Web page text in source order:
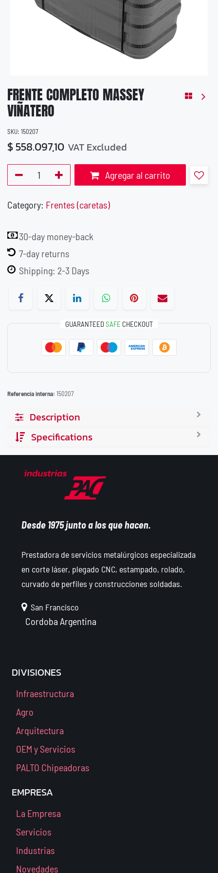
FRENTE COMPLETO MASSEY
VIÑATERO
SKU: 150207
$558.097,10 VAT Excluded
Agregar al carrito
Category: Frentes (caretas)
30-day money-back
7-day returns
Shipping: 2-3 Days
GUARANTEEDSAFE CHECKOUT
Referencia interna: 150207
Description
Specifications
Desde 1975 junto a los que hacen.
Prestadora de servicios metalúrgicos especializada
en corte láser, plegado CNC, estampado, rolado,
curvado de perfiles y construcciones soldadas.
San Francisco
Cordoba Argentina
DIVISIONES
Infraestructura
Agro
Arquitectura
OEM y Servicios
PALTO Chipeadoras
EMPRESA
La Empresa
Servicios
Industrias
Novedades